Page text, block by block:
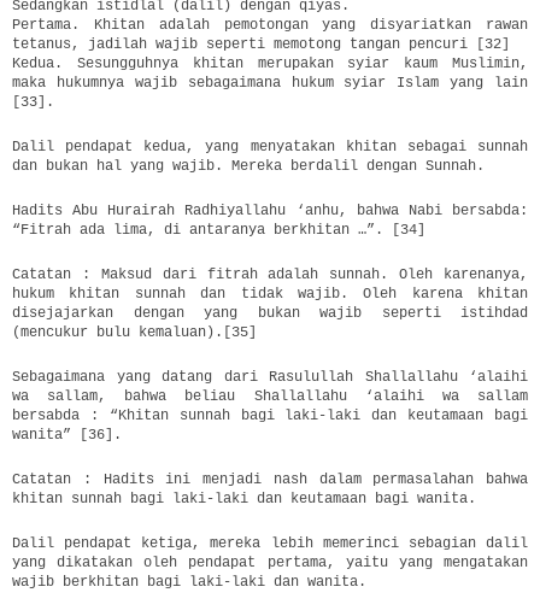
Sedangkan istidlal (dalil) dengan qiyas.
Pertama. Khitan adalah pemotongan yang disyariatkan rawan
tetanus, jadilah wajib seperti memotong tangan pencuri [32]
Kedua. Sesungguhnya khitan merupakan syiar kaum Muslimin,
maka hukumnya wajib sebagaimana hukum syiar Islam yang lain
[33].
Dalil pendapat kedua, yang menyatakan khitan sebagai sunnah
dan bukan hal yang wajib. Mereka berdalil dengan Sunnah.
Hadits Abu Hurairah Radhiyallahu ‘anhu, bahwa Nabi bersabda:
“Fitrah ada lima, di antaranya berkhitan …”. [34]
Catatan : Maksud dari fitrah adalah sunnah. Oleh karenanya,
hukum khitan sunnah dan tidak wajib. Oleh karena khitan
disejajarkan dengan yang bukan wajib seperti istihdad
(mencukur bulu kemaluan).[35]
Sebagaimana yang datang dari Rasulullah Shallallahu ‘alaihi
wa sallam, bahwa beliau Shallallahu ‘alaihi wa sallam
bersabda : “Khitan sunnah bagi laki-laki dan keutamaan bagi
wanita” [36].
Catatan : Hadits ini menjadi nash dalam permasalahan bahwa
khitan sunnah bagi laki-laki dan keutamaan bagi wanita.
Dalil pendapat ketiga, mereka lebih memerinci sebagian dalil
yang dikatakan oleh pendapat pertama, yaitu yang mengatakan
wajib berkhitan bagi laki-laki dan wanita.